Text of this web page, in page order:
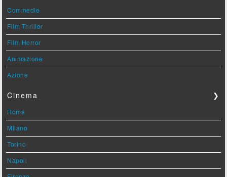
Commedie
Film Thriller
Film Horror
Animazione
Azione
Cinema ❯
Roma
Milano
Torino
Napoli